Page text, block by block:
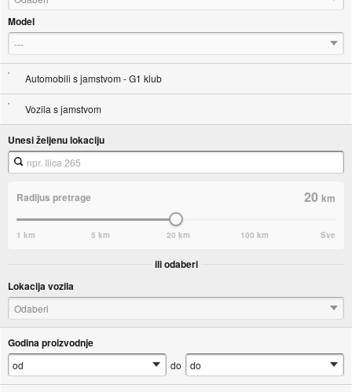
Model
---
Automobili s jamstvom - G1 klub
Vozila s jamstvom
Unesi željenu lokaciju
Radijus pretrage 20km
1 km 5 km 20 km 100 km Sve
ili odaberi
Lokacija vozila
Odaberi
Godina proizvodnje
do